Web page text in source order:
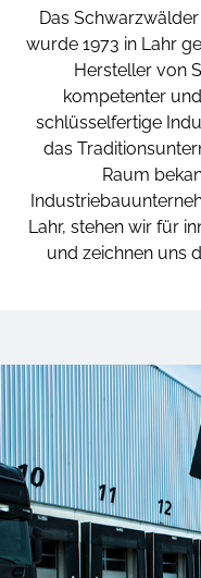
Das
wurde 1973 in Lahr
Hersteller von
kompetenter
schlüsselfertige
das
Raum
Lahr, stehen wir für
und zeichnen uns